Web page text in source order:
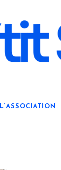
L’ASSOCIATION